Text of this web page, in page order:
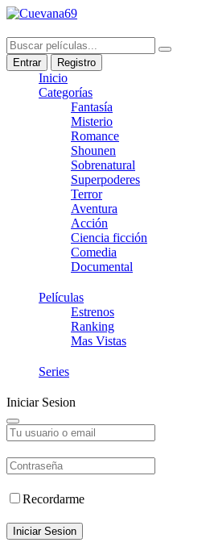
Entrar Registro
Inicio
Categorías
Fantasía
Misterio
Romance
Shounen
Sobrenatural
Superpoderes
Terror
Aventura
Acción
Ciencia ficción
Comedia
Documental
Películas
Estrenos
Ranking
Mas Vistas
Series
Iniciar Sesion
Recordarme
Iniciar Sesion